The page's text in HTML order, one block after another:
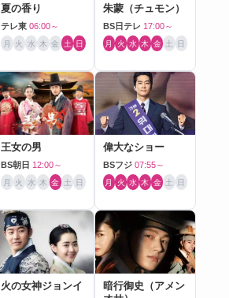
夏の香り
テレ東 06:00～
月 火 水 木 金 土 日
朱蒙（チュモン）
BS日テレ 17:00～
月 火 水 木 金 土 日
王女の男
BS朝日 12:00～
月 火 水 木 金 土 日
偉大なショー
BSフジ 07:55～
月 火 水 木 金 土 日
火の女神ジョンイ
暗行御史（アメン